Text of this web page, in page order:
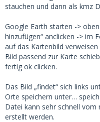
stauchen und dann als kmz
Google Earth starten ->
hinzufügen“ anclicken -> im
auf das Kartenbild
Bild passend zur Karte
fertig ok clicken.
Das Bild „findet“ sich links
Orte speichern unter…
Datei kann sehr schnell
erstellt werden.